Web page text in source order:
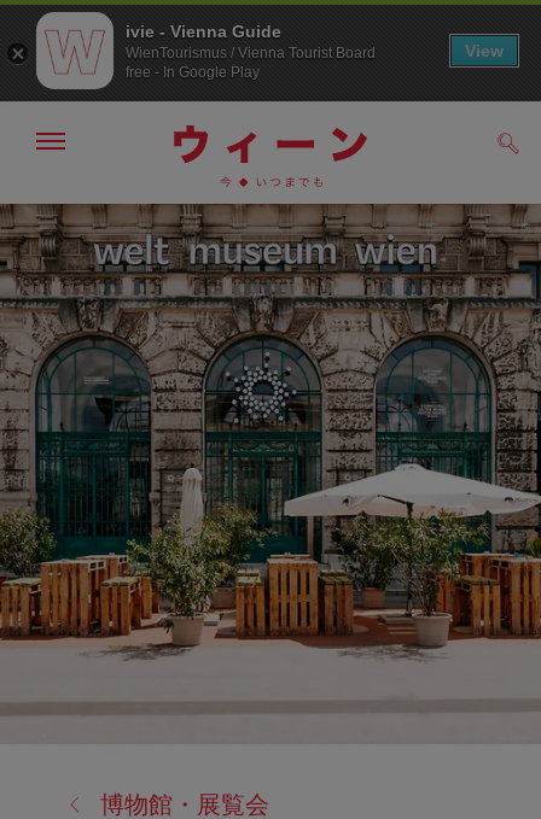
メ
ニ
ュ
ー
へ
こ
の
ペ
ー
ジ
の
ト
ッ
プ
へ
メ
ー
の
表
示・
非
表
示
す
る
博物館・展覧会
ivie - Vienna Guide
WienTourismus / Vienna Tourist Board
free - In Google Play
View